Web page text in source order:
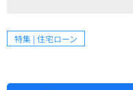
特集 | 住宅ローン